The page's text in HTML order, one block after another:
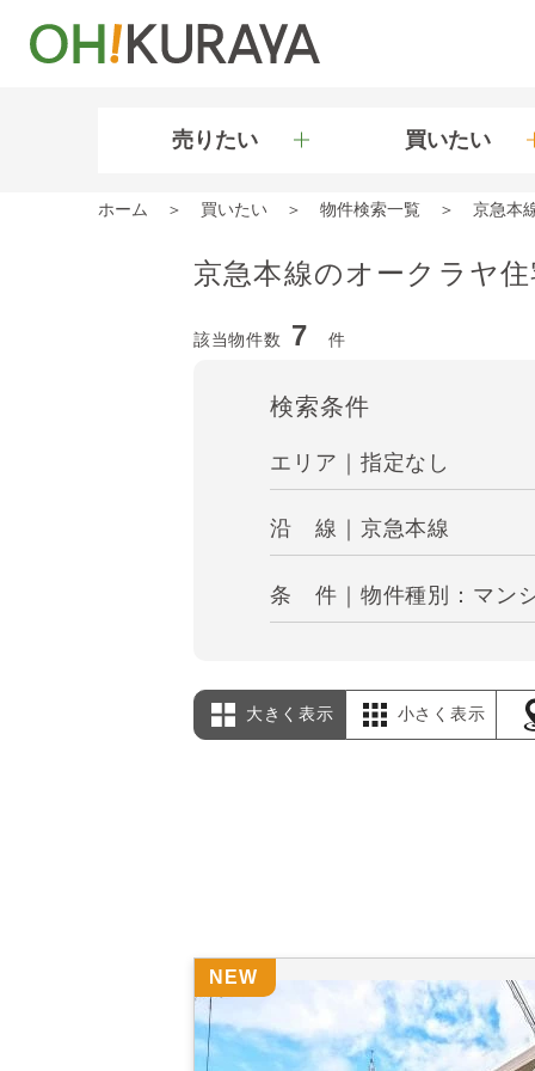
売りたい 買いたい
ホーム 買いたい 物件検索一覧 京急本
京急本線のオークラヤ
該当物件数 7 件
検索条件
エリア｜指定なし
沿 線｜京急本線
条 件｜物件種別：マン
大きく表示 小さく表示
NEW